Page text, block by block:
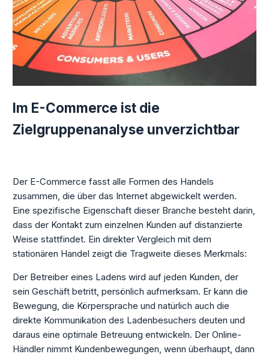
Im E-Commerce ist die
Zielgruppenanalyse unverzichtbar
Der E-Commerce fasst alle Formen des Handels
zusammen, die über das Internet abgewickelt werden.
Eine spezifische Eigenschaft dieser Branche besteht darin,
dass der Kontakt zum einzelnen Kunden auf distanzierte
Weise stattfindet. Ein direkter Vergleich mit dem
stationären Handel zeigt die Tragweite dieses Merkmals:
Der Betreiber eines Ladens wird auf jeden Kunden, der
sein Geschäft betritt, persönlich aufmerksam. Er kann die
Bewegung, die Körpersprache und natürlich auch die
direkte Kommunikation des Ladenbesuchers deuten und
daraus eine optimale Betreuung entwickeln. Der Online-
Händler nimmt Kundenbewegungen, wenn überhaupt, dann